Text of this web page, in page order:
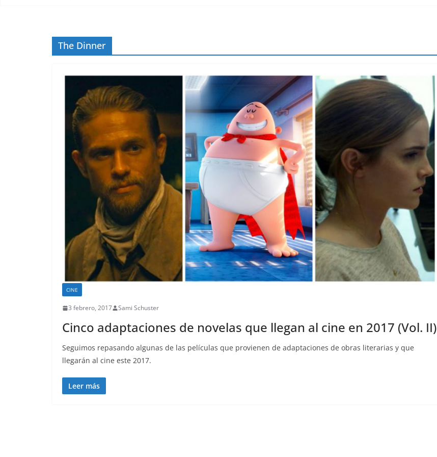
The Dinner
CINE
3 febrero, 2017 Sami Schuster
Cinco adaptaciones de novelas que llegan al cine en 2017 (Vol. II)
Seguimos repasando algunas de las películas que provienen de adaptaciones de obras literarias y que
llegarán al cine este 2017.
Leer más